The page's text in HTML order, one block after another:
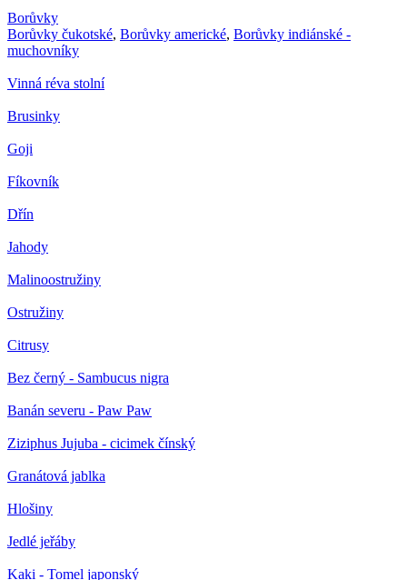
Borůvky
Borůvky čukotské, Borůvky americké, Borůvky indiánské -
muchovníky
Vinná réva stolní
Brusinky
Goji
Fíkovník
Dřín
Jahody
Malinoostružiny
Ostružiny
Citrusy
Bez černý - Sambucus nigra
Banán severu - Paw Paw
Ziziphus Jujuba - cicimek čínský
Granátová jablka
Hlošiny
Jedlé jeřáby
Kaki - Tomel japonský